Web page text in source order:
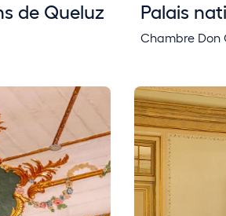
de Queluz Palais
Chambre Don